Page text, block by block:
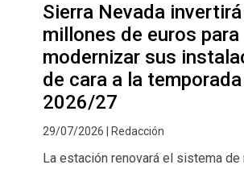
Sierra Nevada
millones de euros para
modernizar sus
de cara a la temporada
2026/27
29/07/2026 | Redacción
La estación renovará el sistema de